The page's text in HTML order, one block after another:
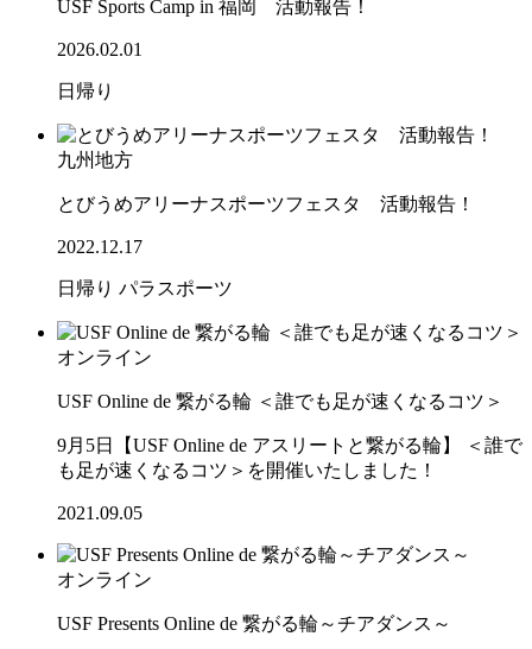
USF Sports Camp in 福岡 活動報告！
2026.02.01
日帰り
九州地方
とびうめアリーナスポーツフェスタ 活動報告！
2022.12.17
日帰り パラスポーツ
オンライン
USF Online de 繋がる輪 ＜誰でも足が速くなるコツ＞
9月5日【USF Online de アスリートと繋がる輪】 ＜誰で
も足が速くなるコツ＞を開催いたしました！
2021.09.05
オンライン
USF Presents Online de 繋がる輪～チアダンス～